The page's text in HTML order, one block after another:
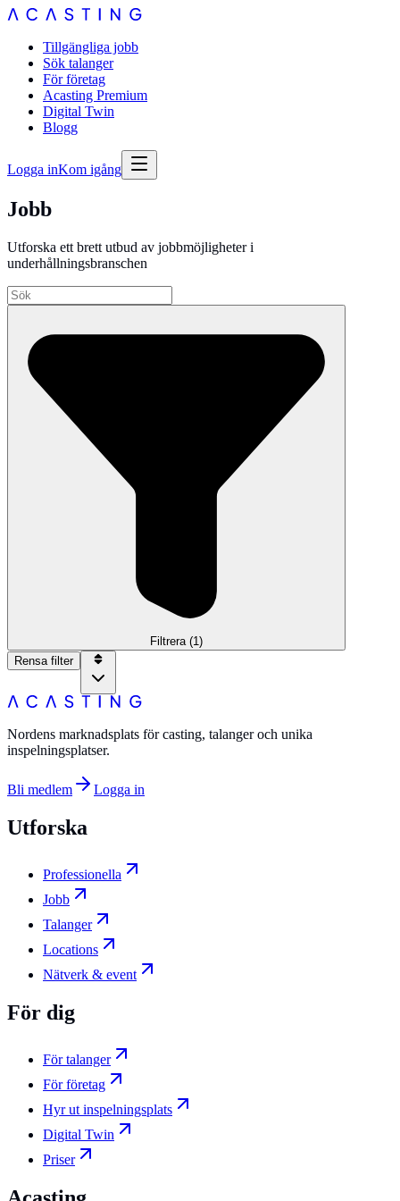
Tillgängliga jobb
Sök talanger
För företag
Acasting Premium
Digital Twin
Blogg
Logga inKom igång
Jobb
Utforska ett brett utbud av jobbmöjligheter i
underhållningsbranschen
Filtrera (1)
Rensa filter
Nordens marknadsplats för casting, talanger och unika
inspelningsplatser.
Bli medlem Logga in
Utforska
Professionella
Jobb
Talanger
Locations
Nätverk & event
För dig
För talanger
För företag
Hyr ut inspelningsplats
Digital Twin
Priser